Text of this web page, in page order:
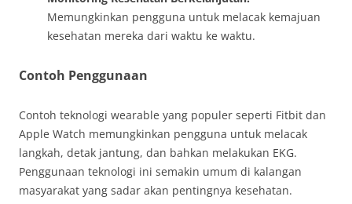
Memungkinkan pengguna untuk melacak kemajuan
kesehatan mereka dari waktu ke waktu.
Contoh Penggunaan
Contoh teknologi wearable yang populer seperti Fitbit dan
Apple Watch memungkinkan pengguna untuk melacak
langkah, detak jantung, dan bahkan melakukan EKG.
Penggunaan teknologi ini semakin umum di kalangan
masyarakat yang sadar akan pentingnya kesehatan.